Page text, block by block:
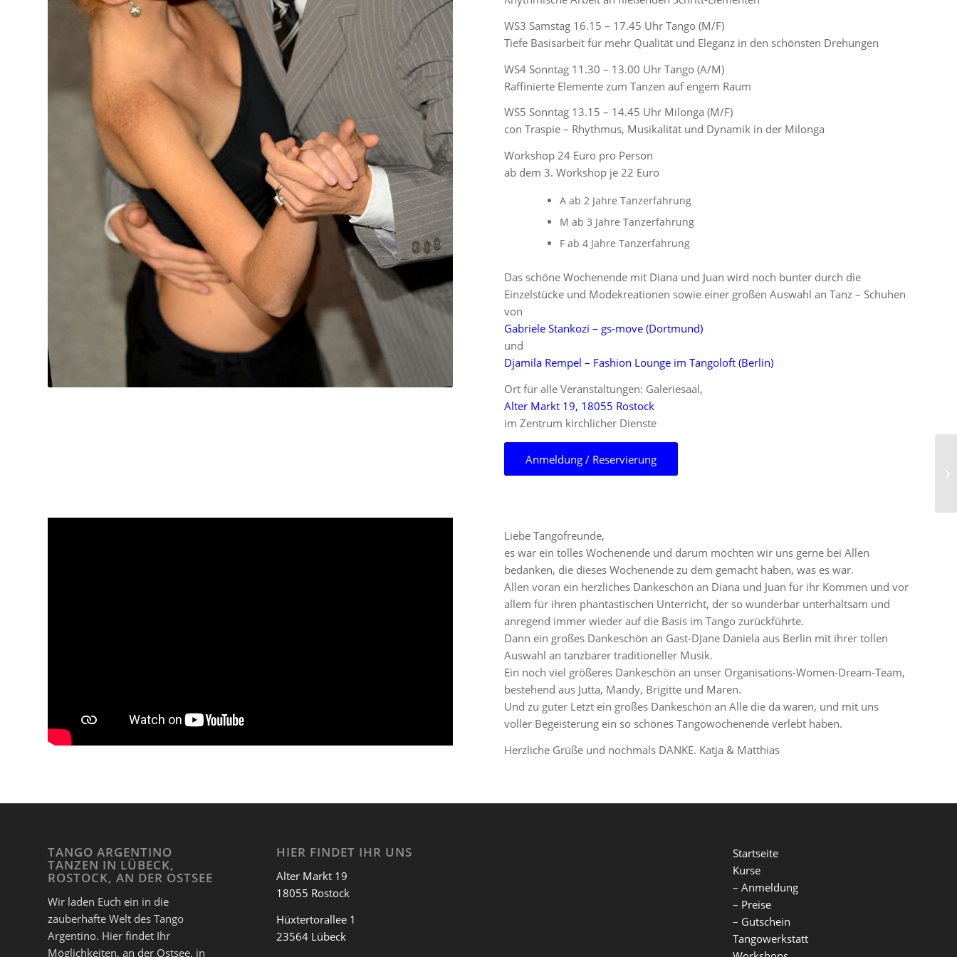
WS3 Samstag 16.15 – 17.45 Uhr Tango (M/F)
Tiefe Basisarbeit für mehr Qualität und Eleganz in den schönsten Drehungen
WS4 Sonntag 11.30 – 13.00 Uhr Tango (A/M)
Raffinierte Elemente zum Tanzen auf engem Raum
WS5 Sonntag 13.15 – 14.45 Uhr Milonga (M/F)
con Traspie – Rhythmus, Musikalität und Dynamik in der Milonga
Workshop 24 Euro pro Person
ab dem 3. Workshop je 22 Euro
A ab 2 Jahre Tanzerfahrung
M ab 3 Jahre Tanzerfahrung
F ab 4 Jahre Tanzerfahrung
Das schöne Wochenende mit Diana und Juan wird noch bunter durch die
Einzelstücke und Modekreationen sowie einer großen Auswahl an Tanz – Schuhen
von
Gabriele Stankozi – gs-move (Dortmund)
und
Djamila Rempel – Fashion Lounge im Tangoloft (Berlin)
Ort für alle Veranstaltungen: Galeriesaal,
Alter Markt 19, 18055 Rostock
im Zentrum kirchlicher Dienste
Anmeldung / Reservierung
Liebe Tangofreunde,
es war ein tolles Wochenende und darum möchten wir uns gerne bei Allen
bedanken, die dieses Wochenende zu dem gemacht haben, was es war.
Allen voran ein herzliches Dankeschön an Diana und Juan für ihr Kommen und vor
allem für ihren phantastischen Unterricht, der so wunderbar unterhaltsam und
anregend immer wieder auf die Basis im Tango zurückführte.
Dann ein großes Dankeschön an Gast-DJane Daniela aus Berlin mit ihrer tollen
Auswahl an tanzbarer traditioneller Musik.
Ein noch viel größeres Dankeschön an unser Organisations-Women-Dream-Team,
bestehend aus Jutta, Mandy, Brigitte und Maren.
Und zu guter Letzt ein großes Dankeschön an Alle die da waren, und mit uns
voller Begeisterung ein so schönes Tangowochenende verlebt haben.
Herzliche Grüße und nochmals DANKE. Katja & Matthias
TANGO ARGENTINO
TANZEN IN LÜBECK,
ROSTOCK, AN DER OSTSEE
Wir laden Euch ein in die
zauberhafte Welt des Tango
Argentino. Hier findet Ihr
Möglichkeiten, an der Ostsee, in
HIER FINDET IHR UNS
Alter Markt 19
18055 Rostock
Hüxtertorallee 1
23564 Lübeck
Startseite
Kurse
– Anmeldung
– Preise
– Gutschein
Tangowerkstatt